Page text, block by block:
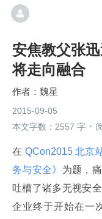
安焦教父张
将走向融合
魏星
2015-09-05
本文字数：2557 字
在 QCon2015 北京
务与安全》 为题，
吐槽了诸多无视安
企业终于开始在一